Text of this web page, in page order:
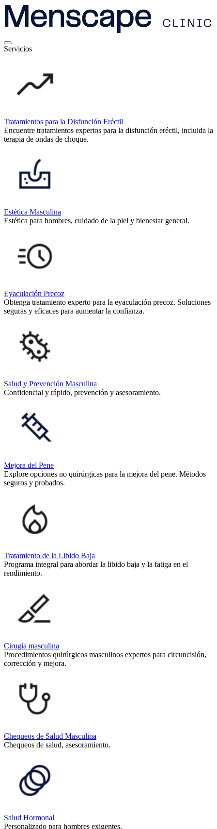
Servicios
Tratamientos para la Disfunción Eréctil
Encuentre tratamientos expertos para la disfunción eréctil, incluida la
terapia de ondas de choque.
Estética Masculina
Estética para hombres, cuidado de la piel y bienestar general.
Eyaculación Precoz
Obtenga tratamiento experto para la eyaculación precoz. Soluciones
seguras y eficaces para aumentar la confianza.
Salud y Prevención Masculina
Confidencial y rápido, prevención y asesoramiento.
Mejora del Pene
Explore opciones no quirúrgicas para la mejora del pene. Métodos
seguros y probados.
Tratamiento de la Libido Baja
Programa integral para abordar la libido baja y la fatiga en el
rendimiento.
Cirugía masculina
Procedimientos quirúrgicos masculinos expertos para circuncisión,
corrección y mejora.
Chequeos de Salud Masculina
Chequeos de salud, asesoramiento.
Salud Hormonal
Personalizado para hombres exigentes.